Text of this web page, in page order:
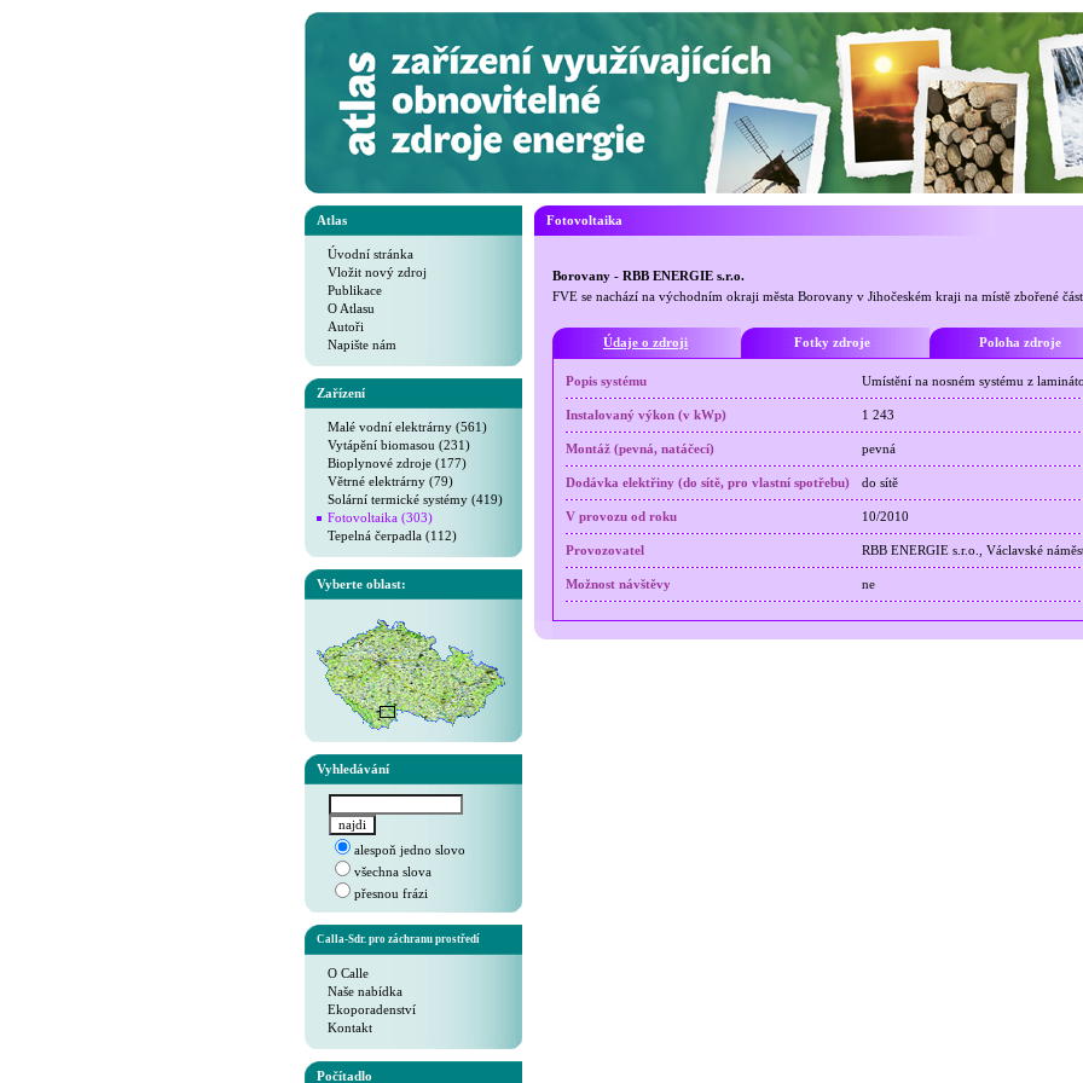
Atlas
Úvodní stránka
Vložit nový zdroj
Publikace
O Atlasu
Autoři
Napište nám
Zařízení
Malé vodní elektrárny (561)
Vytápění biomasou (231)
Bioplynové zdroje (177)
Větrné elektrárny (79)
Solární termické systémy (419)
Fotovoltaika (303)
Tepelná čerpadla (112)
Vyberte oblast:
Vyhledávání
alespoň jedno slovo
všechna slova
přesnou frázi
Calla-Sdr. pro záchranu prostředí
O Calle
Naše nabídka
Ekoporadenství
Kontakt
Počítadlo
Fotovoltaika
Borovany - RBB ENERGIE s.r.o.
FVE se nachází na východním okraji města Borovany v Jihočeském kraji na místě zbořené
Údaje o zdroji Fotky zdroje Poloha zdroje
Popis systému Umístění na nosném systému z
Instalovaný výkon (v kWp) 1 243
Montáž (pevná, natáčecí) pevná
Dodávka elektřiny (do sítě, pro vlastní spotřebu) do sítě
V provozu od roku 10/2010
Provozovatel RBB ENERGIE s.r.o., Václavské
Možnost návštěvy ne